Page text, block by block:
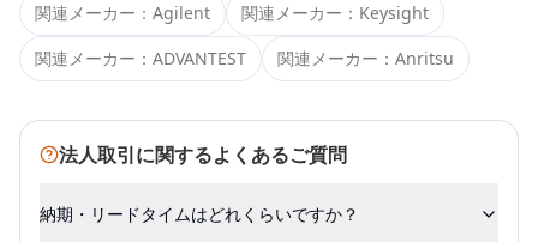
関連メーカー： Agilent 関連メーカー： Keysight
関連メーカー： ADVANTEST 関連メーカー： Anritsu
法人取引に関するよくあるご質問
納期・リードタイムはどれくらいですか？